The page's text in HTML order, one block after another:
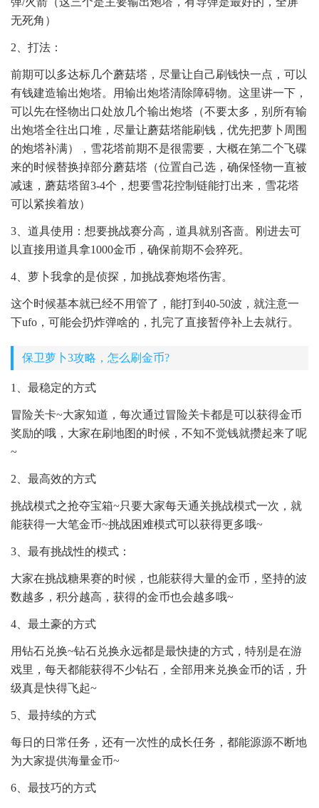
无死角）
2、打法：
前期可以多达标几个蘑菇塔，尽量让自己刷钱快一点，可以
有钱建造输出炮塔。用输出炮塔清除障碍物。这里讲一下，
可以先在怪物出口处放几个输出炮塔（不要太多，别所有输
出炮塔全往出口堆，尽量让蘑菇塔能刷钱，优先把萝卜周围
的炮塔补满），雪花塔前期不是很需要，大概在第二个飞碟
来的时候替换掉部分蘑菇塔（位置自己选，确保怪物一直被
减速，蘑菇塔留3-4个，想要雪花控制链能打出来，雪花塔
可以紧挨着放）
3、道具使用：想要挑战赛分高，道具就别吝啬。刚进去可
以直接用道具拿1000金币，确保前期不会猝死。
4、萝卜我拿的是侦探，加挑战赛炮塔伤害。
这个时候基本就已经不用管了，能打到40-50波，就注意一
下ufo，可能会扔炸弹啥的，扎完了直接暂停补上去就行。
保卫萝卜3攻略，怎么刷金币?
1、最稳定的方式
冒险关卡~大家知道，每次通过冒险关卡都是可以获得金币
奖励的哦，大家在刷地图的时候，不知不觉钱就攒起来了呢
~
2、最高效的方式
挑战模式之抢夺宝箱~只要大家每天通关挑战模式一次，就
能获得一大笔金币~挑战困难模式可以获得更多哦~
3、最有挑战性的模式：
大家在挑战糖果赛的时候，也能获得大量的金币，坚持的波
数越多，积分越高，获得的金币也会越多哦~
4、最土豪的方式
用钻石兑换~钻石兑换永远都是最快捷的方式，特别是在游
戏里，每天都能获得不少钻石，全部用来兑换金币的话，升
级真是快得飞起~
5、最持续的方式
每日的日常任务，还有一次性的成长任务，都能源源不断地
为大家提供海量金币~
6、最技巧的方式